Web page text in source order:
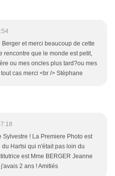
et merci beaucoup de cette
rencontre que le monde est petit,
ou mes oncles plus tard?ou mes
cas merci <br /> Stéphane
Sylvestre ! La Premiere Photo est
Hartsi qui n'était pas loin du
est Mme BERGER Jeanne
2 ans ! Amitiés